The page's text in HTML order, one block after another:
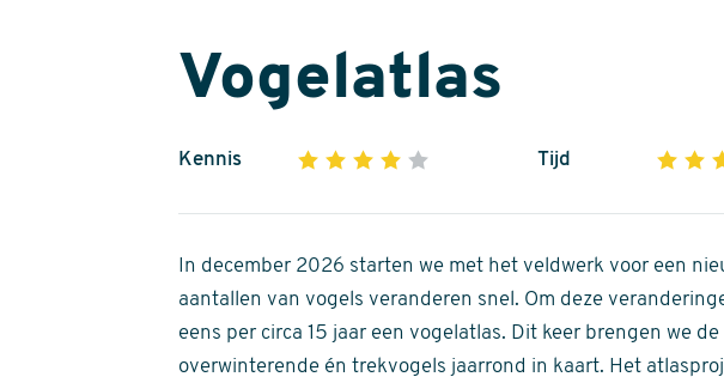
Vogelatlas
Kennis 1 2 3 4
of
5
stars
Tijd 1 2
of
5
stars
In december 2026 starten we met het veldwerk voor een
aantallen van vogels veranderen snel. Om deze
eens per circa 15 jaar een vogelatlas. Dit keer brengen we
overwinterende én trekvogels jaarrond in kaart. Het